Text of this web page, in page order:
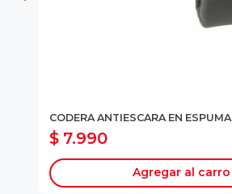
CODERA ANTIESCARA EN ESPUMA
$ 7.990
Agregar al carro